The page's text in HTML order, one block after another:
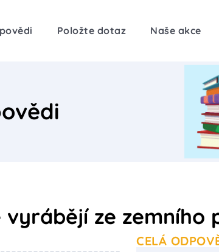
Položte dotaz Naše akce
ze zemního
CELÁ